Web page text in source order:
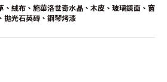
、絨布、施華洛世奇水晶、木皮、玻璃鏡面、窗
拋光石英磚、鋼琴烤漆